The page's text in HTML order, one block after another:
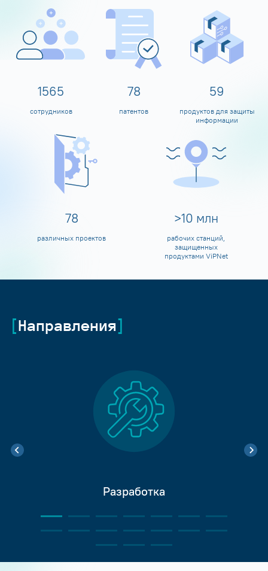
1600
сотрудников
80
патентов
60
продуктов для защиты
информации
80
различных проектов
>10 млн
рабочих станций,
защищенных
продуктами ViPNet
Направления
Разработка